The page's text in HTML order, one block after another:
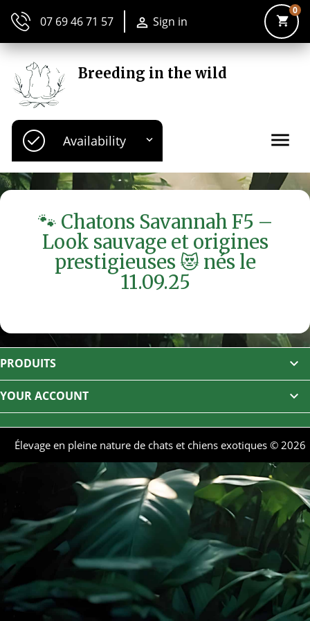
07 69 46 71 57  Sign in
Breeding in the wild
shopping_cart
0
Availability  menu
🐾 Chatons Savannah F5 –
Look sauvage et origines
prestigieuses 😻 nés le
11.09.25
PRODUITS 
YOUR ACCOUNT 
Élevage en pleine nature de chats et chiens exotiques © 2026